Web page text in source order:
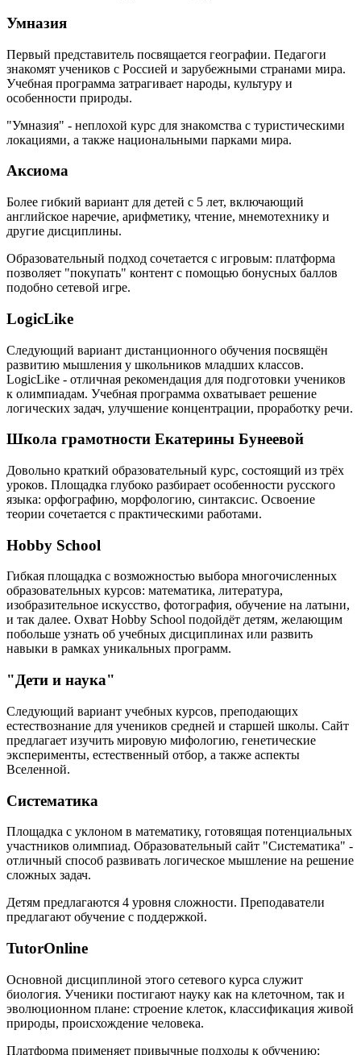
Умназия
Первый представитель посвящается географии. Педагоги
знакомят учеников с Россией и зарубежными странами мира.
Учебная программа затрагивает народы, культуру и
особенности природы.
"Умназия" - неплохой курс для знакомства с туристическими
локациями, а также национальными парками мира.
Аксиома
Более гибкий вариант для детей с 5 лет, включающий
английское наречие, арифметику, чтение, мнемотехнику и
другие дисциплины.
Образовательный подход сочетается с игровым: платформа
позволяет "покупать" контент с помощью бонусных баллов
подобно сетевой игре.
LogicLike
Следующий вариант дистанционного обучения посвящён
развитию мышления у школьников младших классов.
LogicLike - отличная рекомендация для подготовки учеников
к олимпиадам. Учебная программа охватывает решение
логических задач, улучшение концентрации, проработку речи.
Школа грамотности Екатерины Бунеевой
Довольно краткий образовательный курс, состоящий из трёх
уроков. Площадка глубоко разбирает особенности русского
языка: орфографию, морфологию, синтаксис. Освоение
теории сочетается с практическими работами.
Hobby School
Гибкая площадка с возможностью выбора многочисленных
образовательных курсов: математика, литература,
изобразительное искусство, фотография, обучение на латыни,
и так далее. Охват Hobby School подойдёт детям, желающим
побольше узнать об учебных дисциплинах или развить
навыки в рамках уникальных программ.
"Дети и наука"
Следующий вариант учебных курсов, преподающих
естествознание для учеников средней и старшей школы. Сайт
предлагает изучить мировую мифологию, генетические
эксперименты, естественный отбор, а также аспекты
Вселенной.
Систематика
Площадка с уклоном в математику, готовящая потенциальных
участников олимпиад. Образовательный сайт "Систематика" -
отличный способ развивать логическое мышление на решение
сложных задач.
Детям предлагаются 4 уровня сложности. Преподаватели
предлагают обучение с поддержкой.
TutorOnline
Основной дисциплиной этого сетевого курса служит
биология. Ученики постигают науку как на клеточном, так и
эволюционном плане: строение клеток, классификация живой
природы, происхождение человека.
Платформа применяет привычные подходы к обучению: